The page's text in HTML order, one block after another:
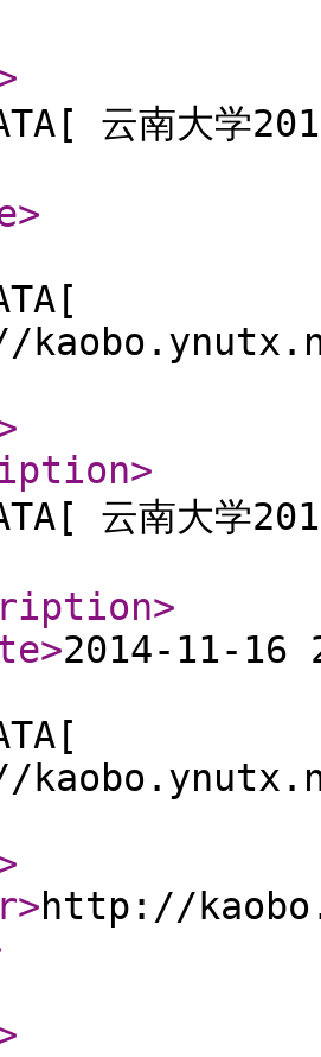
云南大学
>
>
云南大学
>
>2014-11-16
>http://